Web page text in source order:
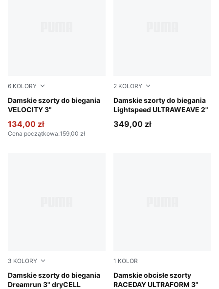
6 KOLORY
Damskie szorty do biegania
VELOCITY 3"
Ruby Shimmer
134,00 zł
Cena początkowa:159,00 zł
2 KOLORY
Damskie szorty do biegania
Lightspeed ULTRAWEAVE 2"
Apple Spritz
349,00 zł
3 KOLORY
Damskie szorty do biegania
Dreamrun 3" dryCELL
Apple Spritz
1 KOLOR
Damskie obcisłe szorty
RACEDAY ULTRAFORM 3"
Puma Black